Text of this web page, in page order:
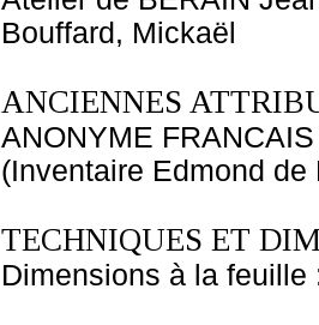
Bouffard, Mickaël
ANCIENNES
ANONYME FRANCAIS
(Inventaire Edmond
TECHNIQUES ET
Dimensions à la